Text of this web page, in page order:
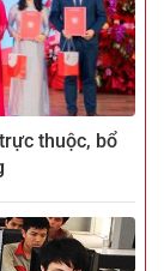
thuộc, bổ